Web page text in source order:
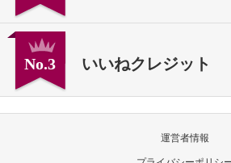
No.3 いいねクレジット
運営者情報